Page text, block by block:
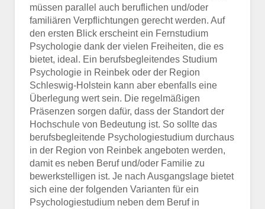
müssen parallel auch beruflichen und/oder
familiären Verpflichtungen gerecht werden. Auf
den ersten Blick erscheint ein Fernstudium
Psychologie dank der vielen Freiheiten, die es
bietet, ideal. Ein berufsbegleitendes Studium
Psychologie in Reinbek oder der Region
Schleswig-Holstein kann aber ebenfalls eine
Überlegung wert sein. Die regelmäßigen
Präsenzen sorgen dafür, dass der Standort der
Hochschule von Bedeutung ist. So sollte das
berufsbegleitende Psychologiestudium durchaus
in der Region von Reinbek angeboten werden,
damit es neben Beruf und/oder Familie zu
bewerkstelligen ist. Je nach Ausgangslage bietet
sich eine der folgenden Varianten für ein
Psychologiestudium neben dem Beruf in